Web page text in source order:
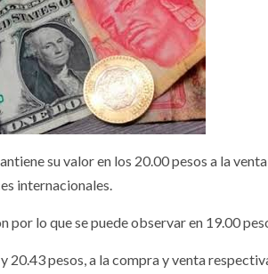
su valor en los 20.00 pesos a la
internacionales.
lo que se puede observar en 19.00
20.43 pesos, a la compra y venta